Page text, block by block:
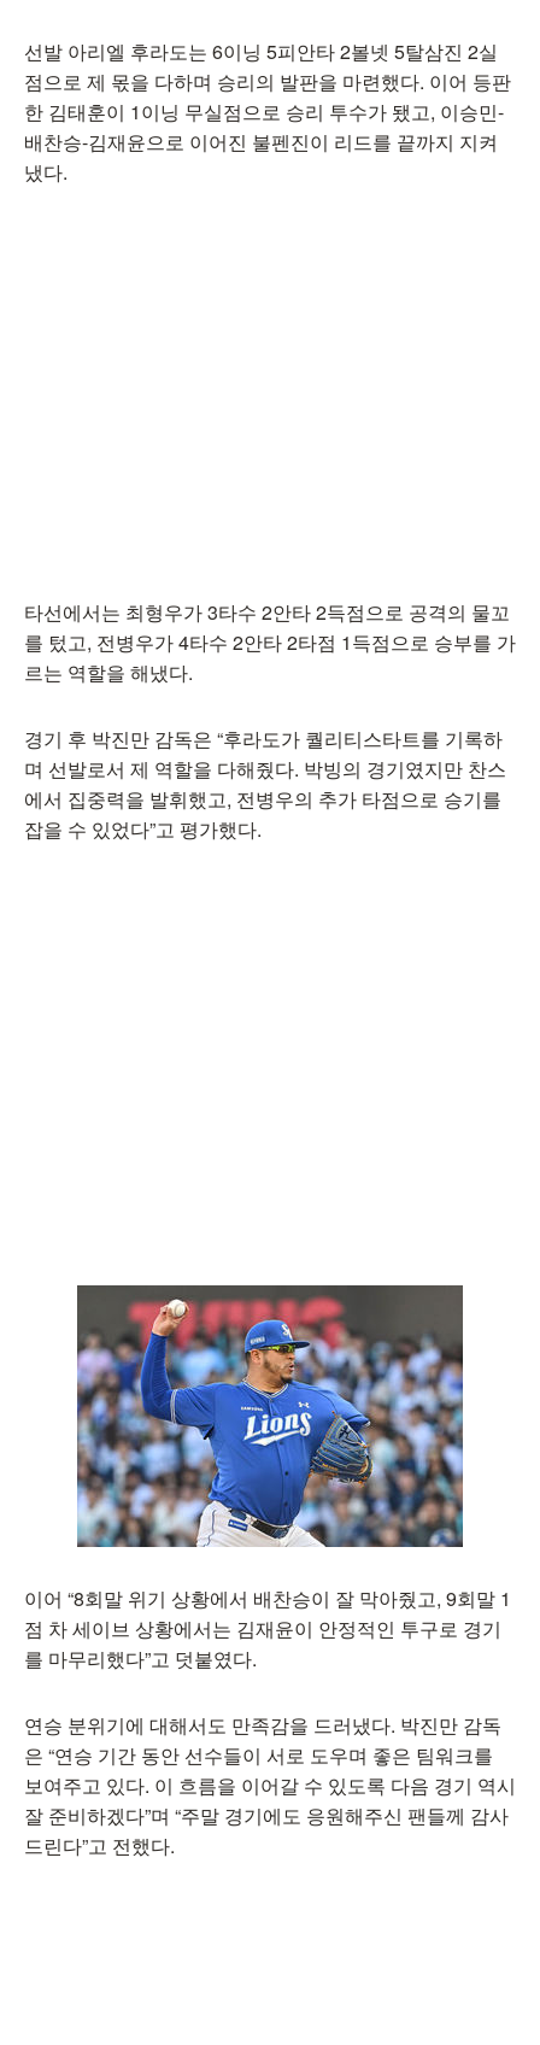
선발 아리엘 후라도는 6이닝 5피안타 2볼넷 5탈삼진 2실
점으로 제 몫을 다하며 승리의 발판을 마련했다. 이어 등판
한 김태훈이 1이닝 무실점으로 승리 투수가 됐고, 이승민-
배찬승-김재윤으로 이어진 불펜진이 리드를 끝까지 지켜
냈다.
타선에서는 최형우가 3타수 2안타 2득점으로 공격의 물꼬
를 텄고, 전병우가 4타수 2안타 2타점 1득점으로 승부를 가
르는 역할을 해냈다.
경기 후 박진만 감독은 “후라도가 퀄리티스타트를 기록하
며 선발로서 제 역할을 다해줬다. 박빙의 경기였지만 찬스
에서 집중력을 발휘했고, 전병우의 추가 타점으로 승기를
잡을 수 있었다”고 평가했다.
이어 “8회말 위기 상황에서 배찬승이 잘 막아줬고, 9회말 1
점 차 세이브 상황에서는 김재윤이 안정적인 투구로 경기
를 마무리했다”고 덧붙였다.
연승 분위기에 대해서도 만족감을 드러냈다. 박진만 감독
은 “연승 기간 동안 선수들이 서로 도우며 좋은 팀워크를
보여주고 있다. 이 흐름을 이어갈 수 있도록 다음 경기 역시
잘 준비하겠다”며 “주말 경기에도 응원해주신 팬들께 감사
드린다”고 전했다.